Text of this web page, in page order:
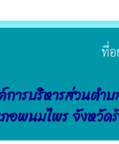
ที่อ
การบริหารส่วนตำ
อพนมไพร จังหวัด